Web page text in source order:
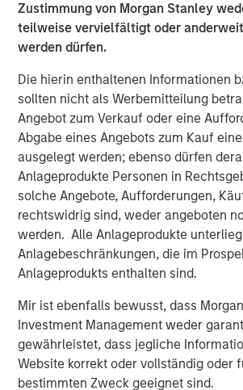
Zustimmung von Morgan Stanley
teilweise vervielfältigt oder
werden dürfen.
Die hierin enthaltenen Informationen
sollten nicht als Werbemitteilung
Angebot zum Verkauf oder eine
Abgabe eines Angebots zum Kauf
ausgelegt werden; ebenso dürfen
Anlageprodukte Personen in
solche Angebote, Aufforderungen,
rechtswidrig sind, weder angeboten
werden. Alle Anlageprodukte
Anlagebeschränkungen, die im
Anlageprodukts enthalten sind.
Mir ist ebenfalls bewusst, dass
Investment Management weder
gewährleistet, dass jegliche
Website korrekt oder vollständig oder
bestimmten Zweck geeignet sind.
“We are excited to welcome Dr. Brooks
UVP,” said Martin Rash, CEO of UVP.
makes them a natural fit for UVP and a
growth plan in Texas and beyond.”
By joining UVP, Brooks Eye Associates
expanded resources, operational
guidance—while continuing to lead
autonomy. UVP’s physician-led model
partners to grow sustainably and stay
delivering the highest standard of
Mike Lehman, Principal with Waud
founding investor, commented, “The
Associates partnership and strategic
is a pivotal moment and milestone for
the Company with additional resources
growth trajectory in existing and new
emphasizing ambulatory surgical